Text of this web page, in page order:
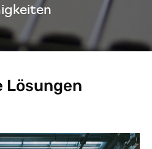
Lösungen